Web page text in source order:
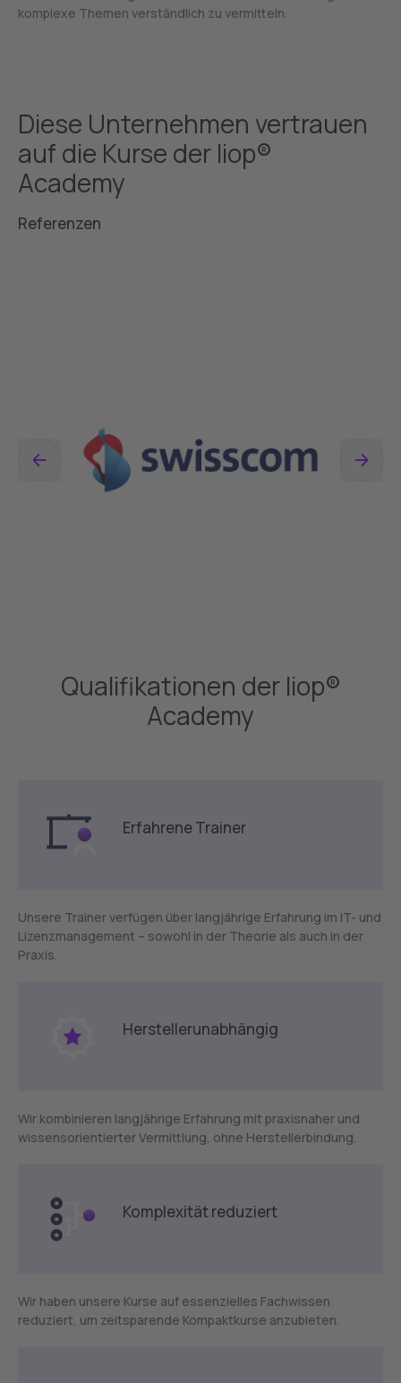
komplexe Themen verständlich zu vermitteln.
Diese Unternehmen vertrauen
auf die Kurse der liop®
Academy
Referenzen
Qualifikationen der liop®
Academy
Erfahrene Trainer
Unsere Trainer verfügen über langjährige Erfahrung im IT- und
Lizenzmanagement – sowohl in der Theorie als auch in der
Praxis.
Herstellerunabhängig
Wir kombinieren langjährige Erfahrung mit praxisnaher und
wissensorientierter Vermittlung, ohne Herstellerbindung.
Komplexität reduziert
Wir haben unsere Kurse auf essenzielles Fachwissen
reduziert, um zeitsparende Kompaktkurse anzubieten.